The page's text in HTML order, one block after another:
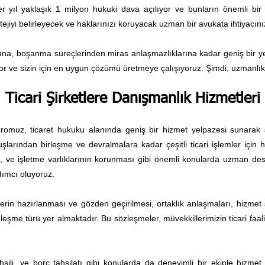
yaklaşık 1 milyon hukuki dava açılıyor ve bunların önemli
belirleyecek ve haklarınızı koruyacak uzman bir avukata
boşanma süreçlerinden miras anlaşmazlıklarına kadar geniş bir
ve sizin için en uygun çözümü üretmeye çalışıyoruz. Şimdi,
Ticari Şirketlere Danışmanlık Hizmetleri
ticaret hukuku alanında geniş bir hizmet yelpazesi sunarak
birleşme ve devralmalara kadar çeşitli ticari işlemler için
ve işletme varlıklarının korunması gibi önemli konularda uzman
oluyoruz​.
hazırlanması ve gözden geçirilmesi, ortaklık anlaşmaları,
türü yer almaktadır. Bu sözleşmeler, müvekkillerimizin ticari
ve borç tahsilatı gibi konularda da deneyimli bir ekiple